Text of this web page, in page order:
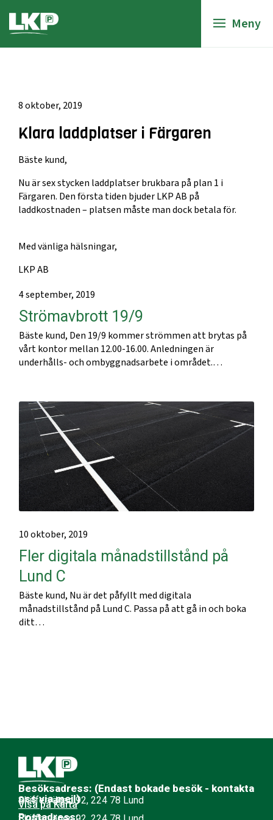
Meny
8 oktober, 2019
Klara laddplatser i Färgaren
Bäste kund,
Nu är sex stycken laddplatser brukbara på plan 1 i
Färgaren. Den första tiden bjuder LKP AB på
laddkostnaden – platsen måste man dock betala för.
Med vänliga hälsningar,
LKP AB
4 september, 2019
Strömavbrott 19/9
Bäste kund, Den 19/9 kommer strömmen att brytas på
vårt kontor mellan 12.00-16.00. Anledningen är
underhålls- och ombyggnadsarbete i området.…
10 oktober, 2019
Fler digitala månadstillstånd på
Lund C
Bäste kund, Nu är det påfyllt med digitala
månadstillstånd på Lund C. Passa på att gå in och boka
ditt…
Besöksadress: (Endast bokade besök - kontakta
oss via mejl)
Skiffervägen 92, 224 78 Lund
Visa på Karta
Postadress: